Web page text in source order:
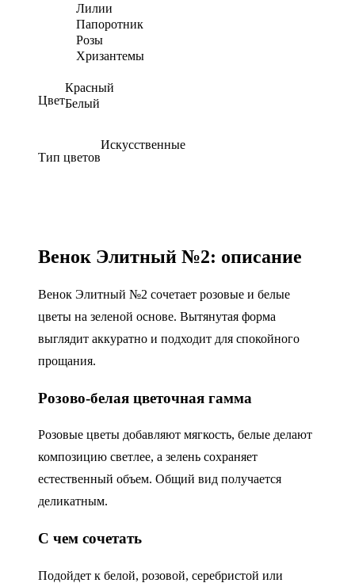
Лилии
Папоротник
Розы
Хризантемы
Цвет
Красный
Белый
Тип цветов
Искусственные
Венок Элитный №2: описание
Венок Элитный №2 сочетает розовые и белые
цветы на зеленой основе. Вытянутая форма
выглядит аккуратно и подходит для спокойного
прощания.
Розово-белая цветочная гамма
Розовые цветы добавляют мягкость, белые делают
композицию светлее, а зелень сохраняет
естественный объем. Общий вид получается
деликатным.
С чем сочетать
Подойдет к белой, розовой, серебристой или